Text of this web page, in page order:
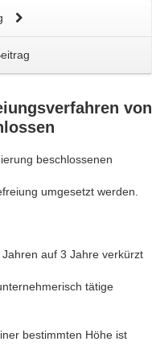
von
beschlossenen
umgesetzt werden.
auf 3 Jahre verkürzt
tätige
bestimmten Höhe ist